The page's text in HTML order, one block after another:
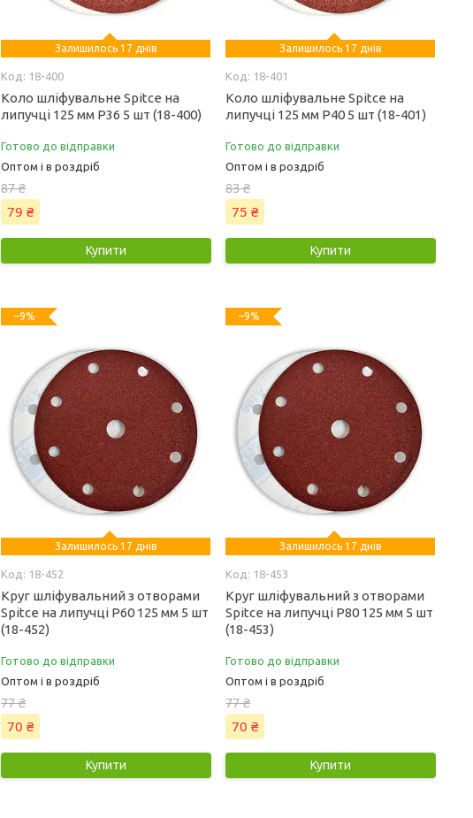
Залишилось 17 днів
18-400
Коло шліфувальне Spitce на
липучці 125 мм Р36 5 шт (18-400)
Готово до відправки
Оптом і в роздріб
87 ₴
79 ₴
Купити
Залишилось 17 днів
18-401
Коло шліфувальне Spitce на
липучці 125 мм Р40 5 шт (18-401)
Готово до відправки
Оптом і в роздріб
83 ₴
75 ₴
Купити
–9%
Залишилось 17 днів
18-452
Круг шліфувальний з отворами
Spitce на липучці Р60 125 мм 5 шт
(18-452)
Готово до відправки
Оптом і в роздріб
77 ₴
70 ₴
Купити
–9%
Залишилось 17 днів
18-453
Круг шліфувальний з отворами
Spitce на липучці Р80 125 мм 5 шт
(18-453)
Готово до відправки
Оптом і в роздріб
77 ₴
70 ₴
Купити